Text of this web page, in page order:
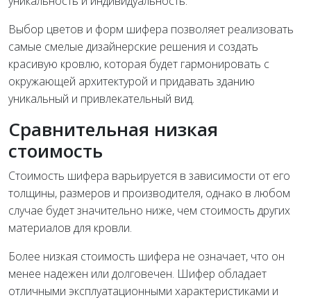
Выбор цветов и форм шифера позволяет реализовать
самые смелые дизайнерские решения и создать
красивую кровлю, которая будет гармонировать с
окружающей архитектурой и придавать зданию
уникальный и привлекательный вид.
Сравнительная низкая
стоимость
Стоимость шифера варьируется в зависимости от его
толщины, размеров и производителя, однако в любом
случае будет значительно ниже, чем стоимость других
материалов для кровли.
Более низкая стоимость шифера не означает, что он
менее надежен или долговечен. Шифер обладает
отличными эксплуатационными характеристиками и